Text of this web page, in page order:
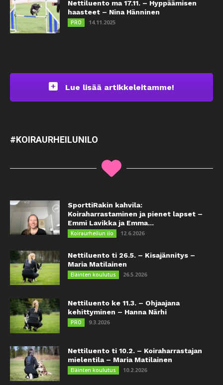
Nettiluento ma 17.11. – Hyppäämisen
haasteet – Nina Hänninen
PRO 14.11.2025
Lue lisää artikkeleitamme!
#KOIRAURHEILUNILO
SporttiRakin kahvila:
Koiraharrastaminen ja pienet lapset –
Emmi Lavikka ja Emma...
Koiraurheilun ilo 12.6.2026
Nettiluento ti 26.5. – Kisajännitys –
Maria Matilainen
Eläinten koulutus 26.5.2026
Nettiluento ke 11.3. – Ohjaajana
kehittyminen – Hanna Närhi
PRO 9.3.2026
Nettiluento ti 10.2. – Koiraharrastajan
mielentila – Maria Matilainen
Eläinten koulutus 10.2.2026